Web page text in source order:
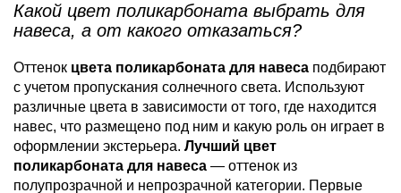
Какой цвет поликарбоната выбрать для
навеса, а от какого отказаться?
Оттенок цвета поликарбоната для навеса подбирают
с учетом пропускания солнечного света. Используют
различные цвета в зависимости от того, где находится
навес, что размещено под ним и какую роль он играет в
оформлении экстерьера. Лучший цвет
поликарбоната для навеса — оттенок из
полупрозрачной и непрозрачной категории. Первые